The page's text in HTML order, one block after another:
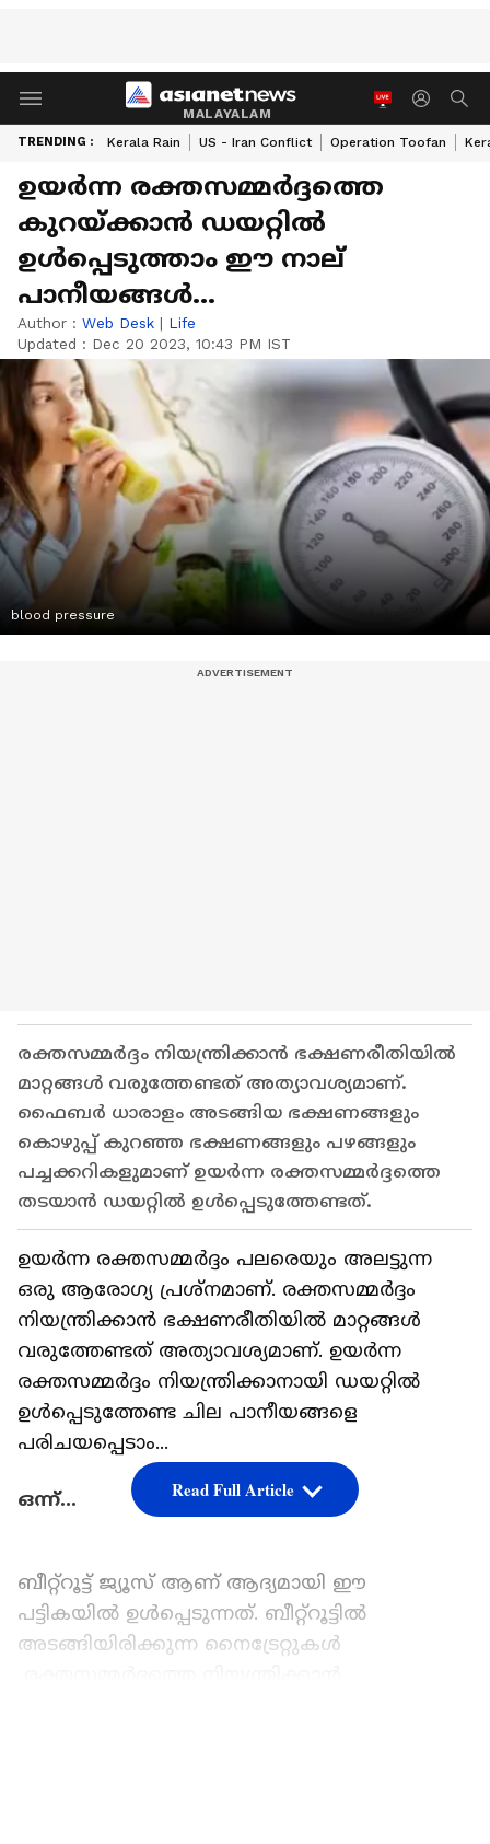
MALAYALAM
TRENDING : Kerala Rain US - Iran Conflict Operation Toofan
ഉയര്‍ന്ന രക്തസമ്മര്‍ദ്ദത്തെ
കുറയ്ക്കാന്‍ ഡയറ്റില്‍
ഉള്‍പ്പെടുത്താം ഈ നാല്
പാനീയങ്ങള്‍...
Author : Web Desk | Life
Updated : Dec 20 2023, 10:43 PM IST
blood pressure
രക്തസമ്മര്‍ദ്ദം നിയന്ത്രിക്കാന്‍ ഭക്ഷണരീതിയില്‍
മാറ്റങ്ങള്‍ വരുത്തേണ്ടത് അത്യാവശ്യമാണ്.
ഫൈബര്‍ ധാരാളം അടങ്ങിയ ഭക്ഷണങ്ങളും
കൊഴുപ്പ് കുറഞ്ഞ ഭക്ഷണങ്ങളും പഴങ്ങളും
പച്ചക്കറികളുമാണ് ഉയര്‍ന്ന രക്തസമ്മര്‍ദ്ദത്തെ
തടയാന്‍ ഡയറ്റില്‍ ഉള്‍പ്പെടുത്തേണ്ടത്.
ഉയര്‍ന്ന രക്തസമ്മര്‍ദ്ദം പലരെയും അലട്ടുന്ന
ഒരു ആരോഗ്യ പ്രശ്നമാണ്. രക്തസമ്മര്‍ദ്ദം
നിയന്ത്രിക്കാന്‍ ഭക്ഷണരീതിയില്‍ മാറ്റങ്ങള്‍
വരുത്തേണ്ടത് അത്യാവശ്യമാണ്. ഉയര്‍ന്ന
രക്തസമ്മര്‍ദ്ദം നിയന്ത്രിക്കാനായി ഡയറ്റില്‍
ഉള്‍പ്പെടുത്തേണ്ട ചില പാനീയങ്ങളെ
പരിചയപ്പെടാം...
ഒന്ന്...
ബീറ്റ്റൂട്ട് ജ്യൂസ് ആണ് ആദ്യമായി ഈ
പട്ടികയില്‍ ഉള്‍പ്പെടുന്നത്. ബീറ്റ്റൂട്ടില്‍
അടങ്ങിയിരിക്കുന്ന നൈട്രേറ്റുകൾ
Read Full Article